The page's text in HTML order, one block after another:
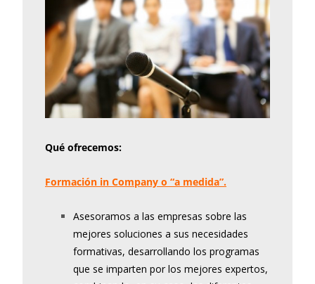
Qué ofrecemos:
Formación in Company o “a medida”.
Asesoramos a las empresas sobre las
mejores soluciones a sus necesidades
formativas, desarrollando los programas
que se imparten por los mejores expertos,